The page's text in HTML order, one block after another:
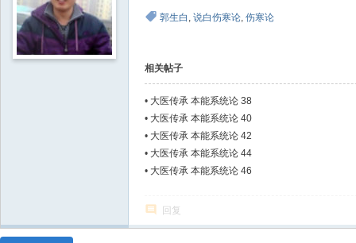
郭生白 , 说白伤寒论, 伤寒论
相关帖子
• 大医传承 本能系统论 38
• 大医传承 本能系统论 40
• 大医传承 本能系统论 42
• 大医传承 本能系统论 44
• 大医传承 本能系统论 46
回复